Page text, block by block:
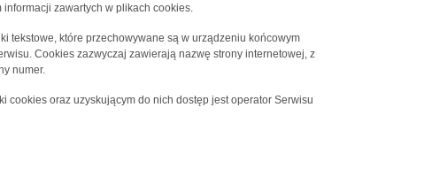
zawartych w plikach cookies.
tekstowe, które przechowywane są w urządzeniu końcowym
Cookies zazwyczaj zawierają nazwę strony internetowej, z
numer.
cookies oraz uzyskującym do nich dostęp jest operator Serwisu